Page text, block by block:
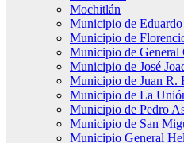
Mochitlán
Municipio de
Municipio de
Municipio de General
Municipio de José
Municipio de Juan R.
Municipio de La
Municipio de Pedro
Municipio de San
Municipio General